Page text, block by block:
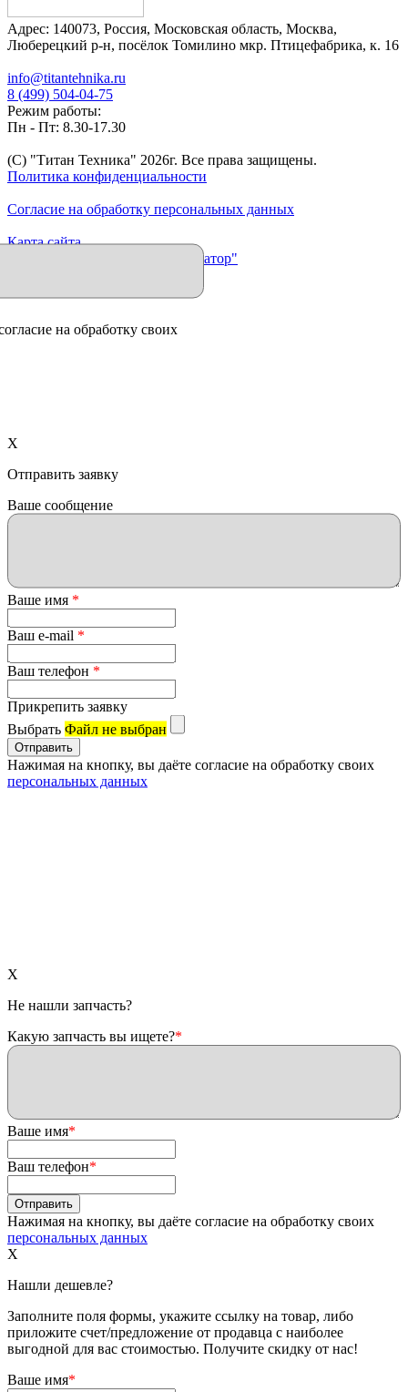
Адрес: 140073, Россия, Московская область, Москва,
Люберецкий р-н, посёлок Томилино мкр. Птицефабрика, к. 16
info@titantehnika.ru
8 (499) 504-04-75
Режим работы:
Пн - Пт: 8.30-17.30
(C) "Титан Техника" 2026г. Все права защищены.
Политика конфиденциальности
Согласие на обработку персональных данных
Карта сайта
Продвижение сайта "Иллюминатор"
на обработку своих
X
Отправить заявку
Ваше сообщение
Ваше имя *
Ваш e-mail *
Ваш телефон *
Прикрепить заявку
Выбрать Файл не выбран
Нажимая на кнопку, вы даёте согласие на обработку своих
персональных данных
X
Не нашли запчасть?
Какую запчасть вы ищете?*
Ваше имя*
Ваш телефон*
Нажимая на кнопку, вы даёте согласие на обработку своих
персональных данных
X
Нашли дешевле?
Заполните поля формы, укажите ссылку на товар, либо
приложите счет/предложение от продавца с наиболее
выгодной для вас стоимостью. Получите скидку от нас!
Ваше имя*